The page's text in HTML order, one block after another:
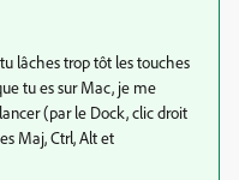
lâches trop tôt les touches
tu es sur Mac, je me
(par le Dock, clic droit
Maj, Ctrl, Alt et